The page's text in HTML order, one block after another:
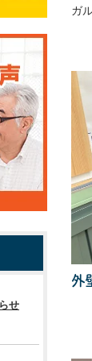
ガ
外
せ